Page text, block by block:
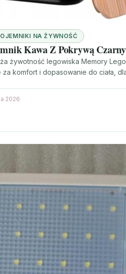
NA ŻYWNOŚĆ
Kawa Z Pokrywą
żywotność legowiska Memory
za komfort i dopasowanie do ciała,
2026